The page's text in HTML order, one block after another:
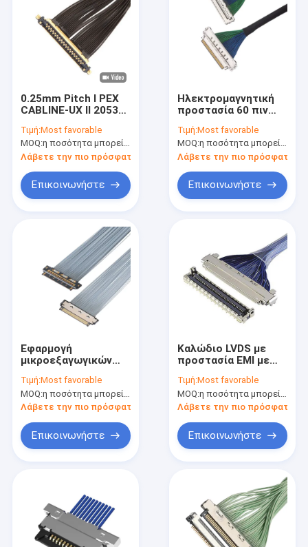
Προϊόντα
Βίντεο
0.25mm Pitch I PEX
CABLINE-UX II 20531-
034T-02 IPEX 20531
Σειρά 30P Μικρο-
Κοακσιακό Καλώδιο
Τιμή:Most favorable
MOQ:η ποσότητα μπορεί να διαπραγματευθεί
Λάβετε την πιο πρόσφατη τιμή
Επικοινωνήστε
Ηλεκτρομαγνητική
προστασία 60 πιν
καλώδια, I Pex
CABLINE-CA II PLUS
LVDS EDP καλώδια με
20788 060T 01
Τιμή:Most favorable
MOQ:η ποσότητα μπορεί να διαπραγματευθεί
Λάβετε την πιο πρόσφατη
Επικοινωνήστε
Εφαρμογή
μικροεξαγωγικών
XSL20-48S 0,25 mm
κλίση, 44AWG και
46AWG
Τιμή:Most favorable
MOQ:η ποσότητα μπορεί να διαπραγματευθεί
Λάβετε την πιο πρόσφατη τιμή
Επικοινωνήστε
Καλώδιο LVDS με
προστασία EMI με
I-Pex
μικροσυνδετήρα
ομοαξονικού, με
40-pin 50-pin
Τιμή:Most favorable
MOQ:η ποσότητα μπορεί να διαπραγματευθεί
Λάβετε την πιο πρόσφατη
Επικοινωνήστε